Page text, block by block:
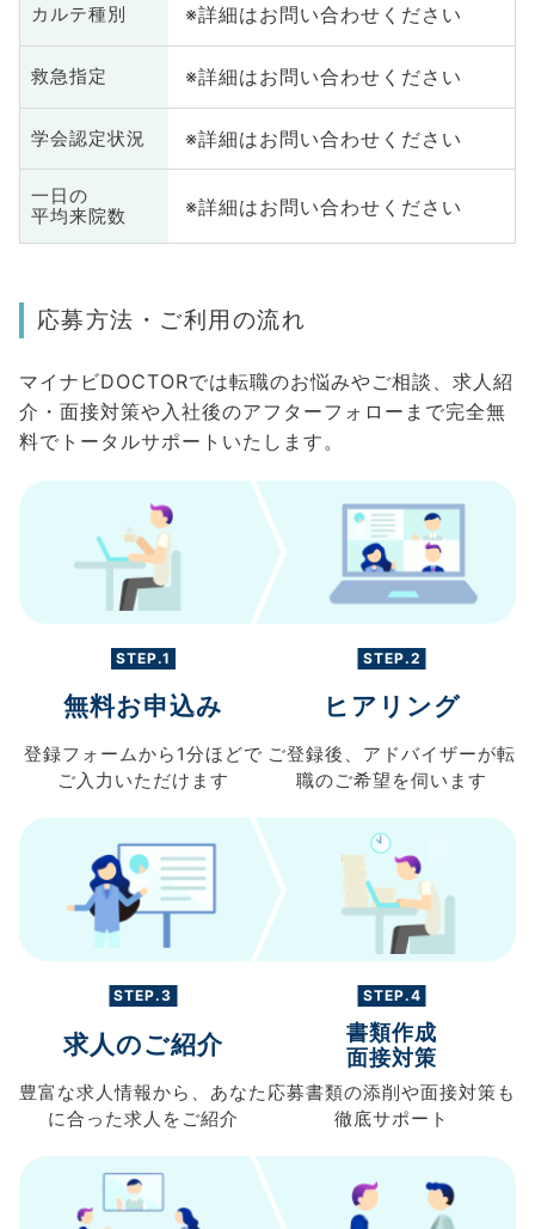
カルテ種別 ※詳細はお問い合わせください
救急指定 ※詳細はお問い合わせください
学会認定状況 ※詳細はお問い合わせください
一日の
平均来院数
※詳細はお問い合わせください
応募方法・ご利用の流れ
マイナビDOCTORでは転職のお悩みやご相談、求人紹
介・面接対策や入社後のアフターフォローまで完全無
料でトータルサポートいたします。
STEP.1
無料お申込み
登録フォームから 1分ほどで
ご入力 いただけます
STEP.2
ヒアリング
ご登録後、 アドバイザーが転
職のご希望を伺います
STEP.3
求人のご紹介
豊富な求人情報から、 あなた
に合った求人を ご紹介
STEP.4
書類作成
面接対策
応募書類の添削や面接対策も
徹底サポート